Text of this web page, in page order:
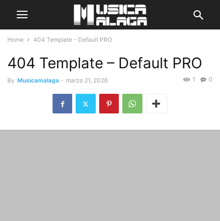
Home 404 Template - Default PRO
404 Template – Default PRO
By Musicamalaga - marzo 21, 2026 0
1